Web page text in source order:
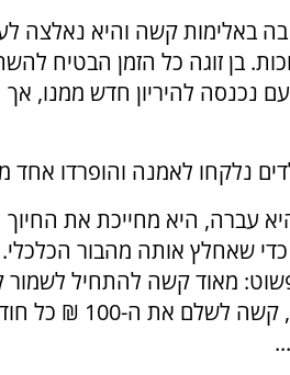
בה באלימות קשה והיא נאלצה
בן זוגה כל הזמן הבטיח
נכנסה להיריון חדש ממנו, אך
נלקחו לאמנה והופרדו אחד
עברה, היא מחייכת את
כדי שאחלץ אותה מהבור
מאוד קשה להתחיל
ועסוק